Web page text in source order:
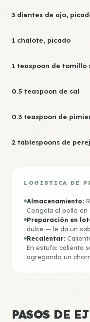
3 dientes de ajo,
1 chalote, picado
1 teaspoon de tomillo
0.5 teaspoon de sal
0.3 teaspoon de
2 tablespoons de
LOGÍSTICA DE
Almacenamiento:
Congela el pollo en
Preparación en
dulce — le da un
Recalentar:
En estufa: calienta
agregando un
PASOS DE